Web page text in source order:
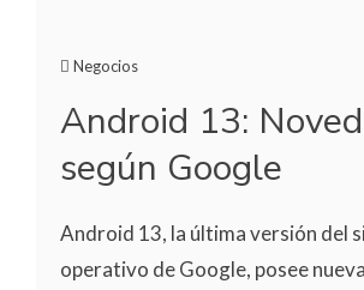
Negocios
Android 13:
según Google
Android 13, la última versión del
operativo de Google, posee